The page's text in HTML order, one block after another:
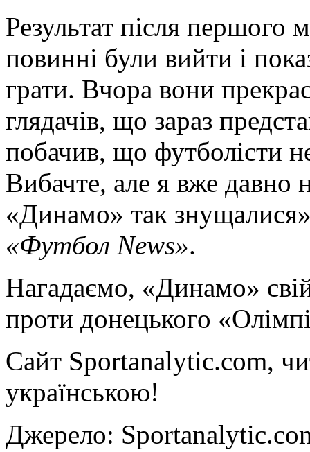
Результат після першого
повинні були вийти і
грати. Вчора вони
глядачів, що зараз
побачив, що футболісти
Вибачте, але я вже давно
«Динамо» так
«Футбол News».
Нагадаємо, «Динамо»
проти донецького
Сайт Sportanalytic.com,
українською!
Джерело: